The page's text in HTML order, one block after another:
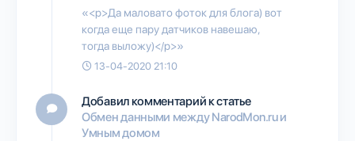
«<p>Да маловато фоток для блога) вот
когда еще пару датчиков навешаю,
тогда выложу)</p>»
13-04-2020 21:10
Добавил комментарий к статье
Обмен данными между NarodMon.ru и
Умным домом